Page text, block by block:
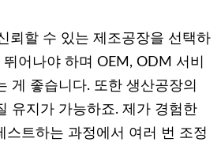
뢰할 수 있는 제조공장을 선택하
어나야 하며 OEM, ODM 서비
게 좋습니다. 또한 생산공장의
유지가 가능하죠. 제가 경험한
트하는 과정에서 여러 번 조정